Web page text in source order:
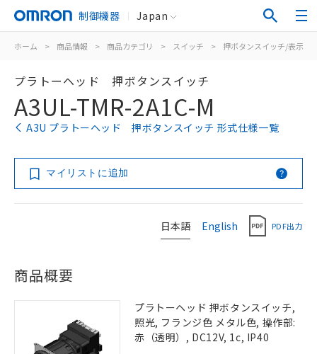
制御機器 Japan
ホーム > 商品情報 > 商品カテゴリ > スイッチ > 押ボタンスイッチ/表示灯
プラトーヘッド 押ボタンスイッチ
A3UL-TMR-2A1C-M
A3U プラトーヘッド 押ボタンスイッチ 形式仕様一覧
マイリストに追加
日本語 English PDF出力
商品概要
プラトーヘッド 押ボタンスイッチ,
照光, フランジ色 メタル色, 操作部:
赤（透明）, DC12V, 1c, IP40